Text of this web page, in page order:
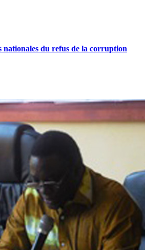
nationales du refus de la corruption